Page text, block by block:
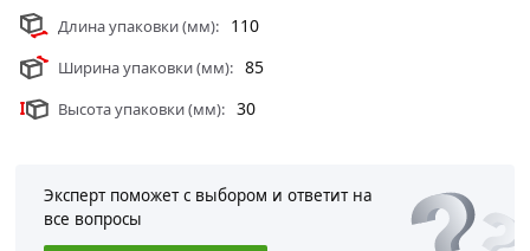
Длина упаковки (мм): 110
Ширина упаковки (мм): 85
Высота упаковки (мм): 30
Эксперт поможет с выбором и ответит на
все вопросы